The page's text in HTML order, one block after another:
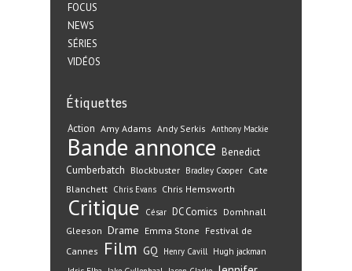
FOCUS
NEWS
SÉRIES
VIDÉOS
Étiquettes
Action Amy Adams Andy Serkis Anthony Mackie
Bande annonce Benedict
Cumberbatch Blockbuster Bradley Cooper Cate
Blanchett Chris Evans Chris Hemsworth
Critique César DC Comics Domhnall
Gleeson Drame Emma Stone Festival de
Cannes
Film GQ Henry Cavill Hugh jackman